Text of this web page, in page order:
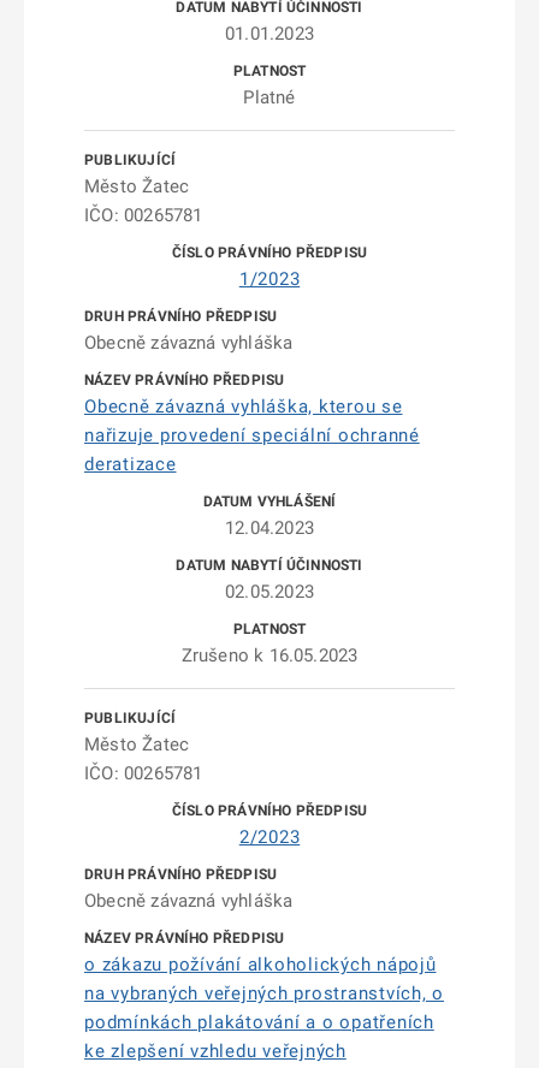
01.01.2023
Platné
Město Žatec
IČO: 00265781
1/2023
Obecně závazná vyhláška
Obecně závazná vyhláška, kterou se
nařizuje provedení speciální ochranné
deratizace
12.04.2023
02.05.2023
Zrušeno k 16.05.2023
Město Žatec
IČO: 00265781
2/2023
Obecně závazná vyhláška
o zákazu požívání alkoholických nápojů
na vybraných veřejných prostranstvích, o
podmínkách plakátování a o opatřeních
ke zlepšení vzhledu veřejných